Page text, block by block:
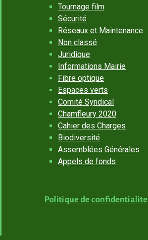
Tournage film
Sécurité
Réseaux et Maintenance
Non classé
Juridique
Informations Mairie
Fibre optique
Espaces verts
Comité Syndical
Chamfleury 2020
Cahier des Charges
Biodiversité
Assemblées Générales
Appels de fonds
Politique de confidentialite